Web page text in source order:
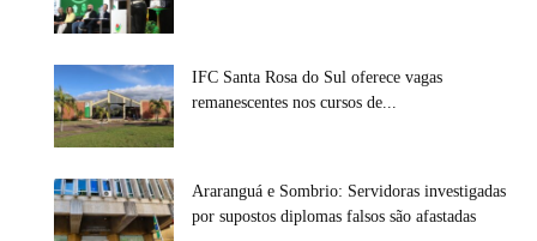
IFC Santa Rosa do Sul oferece vagas
remanescentes nos cursos de...
Araranguá e Sombrio: Servidoras investigadas
por supostos diplomas falsos são afastadas